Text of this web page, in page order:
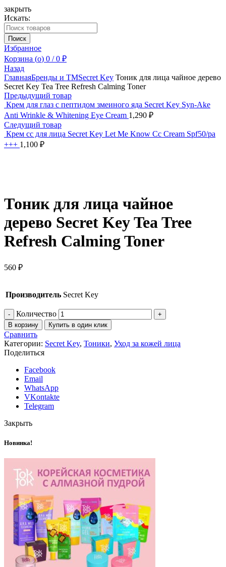
Зарегистрироваться
закрыть
Искать:
Поиск
Избранное
Корзина (o) 0 / 0 ₽
Назад
ГлавнаяБренды и ТМSecret Key Тоник для лица чайное дерево
Secret Key Tea Tree Refresh Calming Toner
Предыдущий товар
Крем для глаз с пептидом змеиного яда Secret Key Syn-Ake
Anti Wrinkle & Whitening Eye Cream 1,290 ₽
Следущий товар
Крем сс для лица Secret Key Let Me Know Cc Cream Spf50/ра
+++ 1,100 ₽
Тоник для лица чайное
дерево Secret Key Tea Tree
Refresh Calming Toner
560 ₽
Производитель Secret Key
Количество
В корзину Купить в один клик
Сравнить
Категории: Secret Key, Тоники, Уход за кожей лица
Поделиться
Facebook
Email
WhatsApp
VKontakte
Telegram
Закрыть
Новинка!